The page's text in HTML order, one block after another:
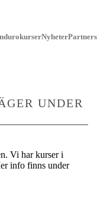
NyheterPartners
UNDER
Vi har kurser i
info finns under